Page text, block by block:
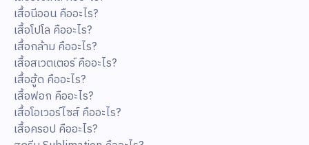
เสื้อนีออน คืออะไร?
เสื้อโปโล คืออะไร?
เสื้อกล้าม คืออะไร?
เสื้อสเวตเตอร์ คืออะไร?
เสื้อฮู้ด คืออะไร?
เสื้อฟอก คืออะไร?
เสื้อโอเวอร์ไซส์ คืออะไร?
เสื้อครอป คืออะไร?